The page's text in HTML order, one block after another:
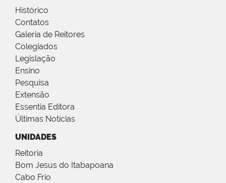
Histórico
Contatos
Galeria de Reitores
Colegiados
Legislação
Ensino
Pesquisa
Extensão
Essentia Editora
Últimas Notícias
UNIDADES
Reitoria
Bom Jesus do Itabapoana
Cabo Frio